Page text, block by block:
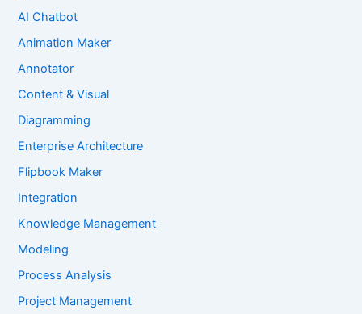
AI Chatbot
Animation Maker
Annotator
Content & Visual
Diagramming
Enterprise Architecture
Flipbook Maker
Integration
Knowledge Management
Modeling
Process Analysis
Project Management